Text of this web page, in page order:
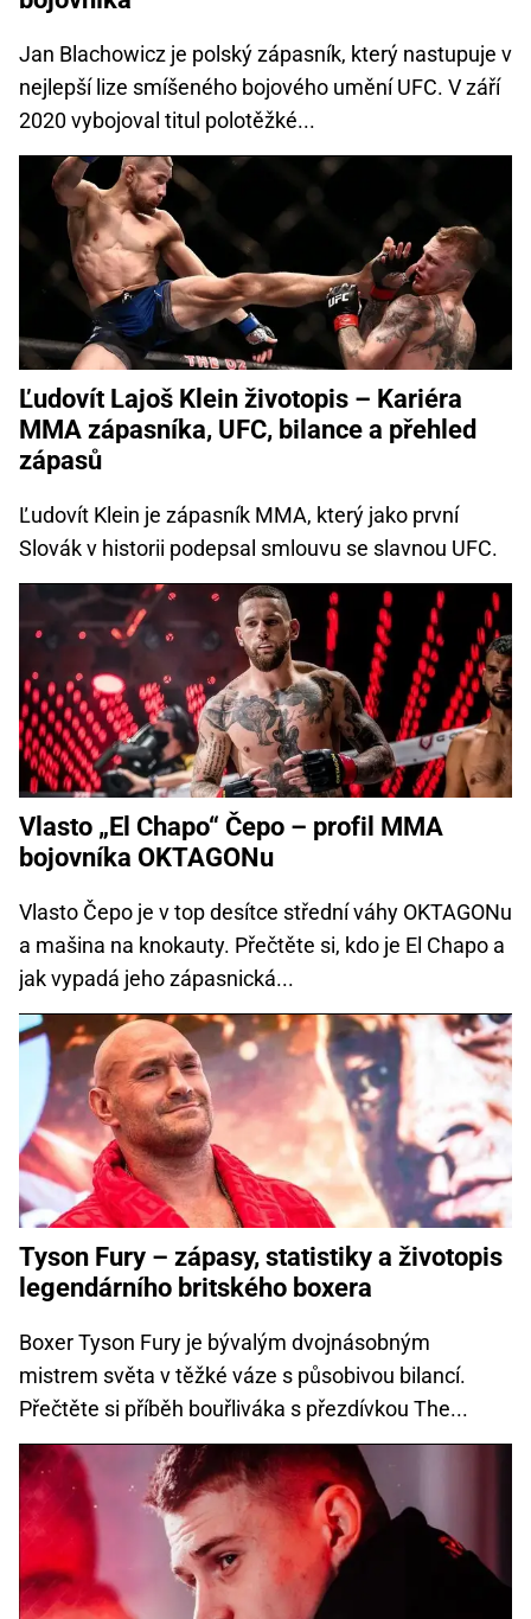
Jan Blachowicz je polský zápasník, který nastupuje v
nejlepší lize smíšeného bojového umění UFC. V září
2020 vybojoval titul polotěžké...
Ľudovít Lajoš Klein životopis – Kariéra
MMA zápasníka, UFC, bilance a přehled
zápasů
Ľudovít Klein je zápasník MMA, který jako první
Slovák v historii podepsal smlouvu se slavnou UFC.
Vlasto „El Chapo“ Čepo – profil MMA
bojovníka OKTAGONu
Vlasto Čepo je v top desítce střední váhy OKTAGONu
a mašina na knokauty. Přečtěte si, kdo je El Chapo a
jak vypadá jeho zápasnická...
Tyson Fury – zápasy, statistiky a životopis
legendárního britského boxera
Boxer Tyson Fury je bývalým dvojnásobným
mistrem světa v těžké váze s působivou bilancí.
Přečtěte si příběh bouřliváka s přezdívkou The...